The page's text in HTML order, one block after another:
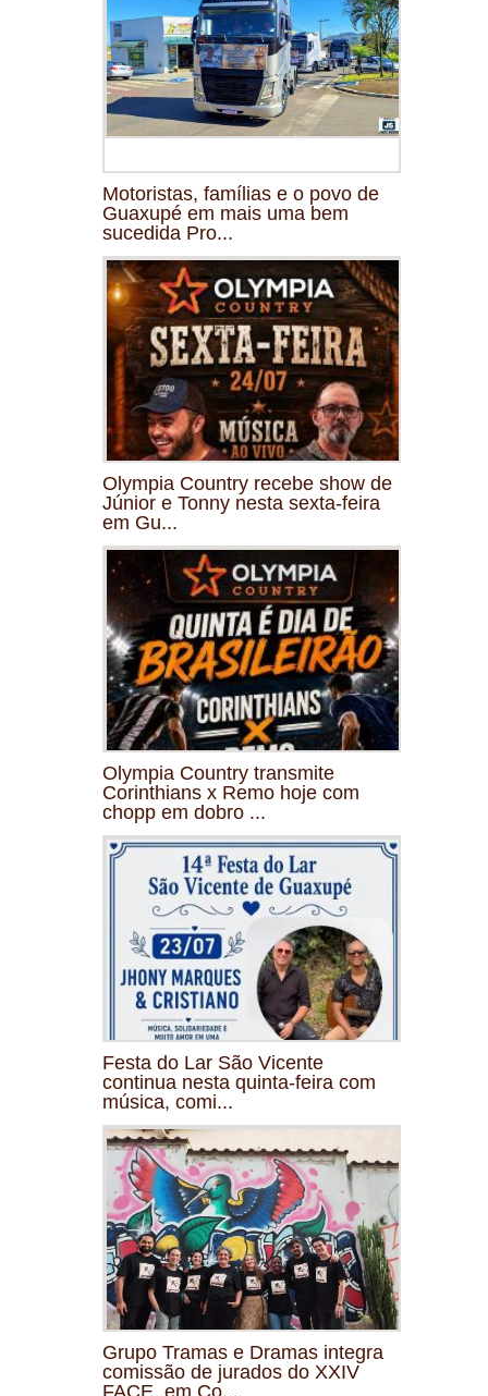
Motoristas, famílias e o povo de
Guaxupé em mais uma bem
sucedida Pro...
Olympia Country recebe show de
Júnior e Tonny nesta sexta-feira
em Gu...
Olympia Country transmite
Corinthians x Remo hoje com
chopp em dobro ...
Festa do Lar São Vicente
continua nesta quinta-feira com
música, comi...
Grupo Tramas e Dramas integra
comissão de jurados do XXIV
FACE, em Co...